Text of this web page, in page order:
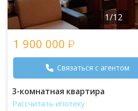
1/12
1 900 000
Связаться с агентом
3-комнатная квартира
Рассчитать ипотеку